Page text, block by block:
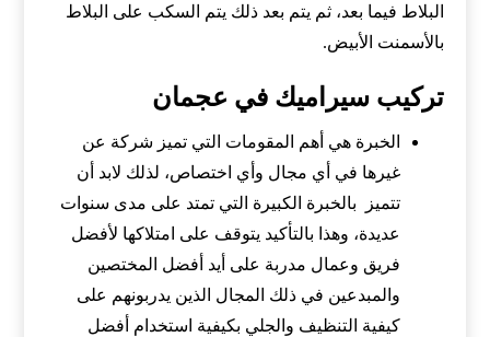
البلاط فيما بعد، ثم يتم بعد ذلك يتم السكب على البلاط
بالأسمنت الأبيض.
تركيب سيراميك في عجمان
الخبرة هي أهم المقومات التي تميز شركة عن
غيرها في أي مجال وأي اختصاص، لذلك لابد أن
تتميز بالخبرة الكبيرة التي تمتد على مدى سنوات
عديدة، وهذا بالتأكيد يتوقف على امتلاكها لأفضل
فريق وعمال مدربة على أيد أفضل المختصين
والمبدعين في ذلك المجال الذين يدربونهم على
كيفية التنظيف والجلي بكيفية استخدام أفضل